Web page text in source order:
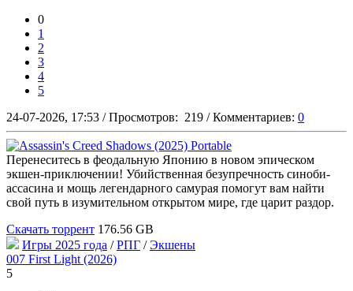
0
1
2
3
4
5
24-07-2026, 17:53 / Просмотров: 219 / Комментариев: 0
Перенеситесь в феодальную Японию в новом эпическом
экшен-приключении! Убийственная безупречность синоби-
ассасина и мощь легендарного самурая помогут вам найти
свой путь в изумительном открытом мире, где царит раздор.
Скачать торрент 176.56 GB
Игры 2025 года /РПГ /Экшены
007 First Light (2026)
5